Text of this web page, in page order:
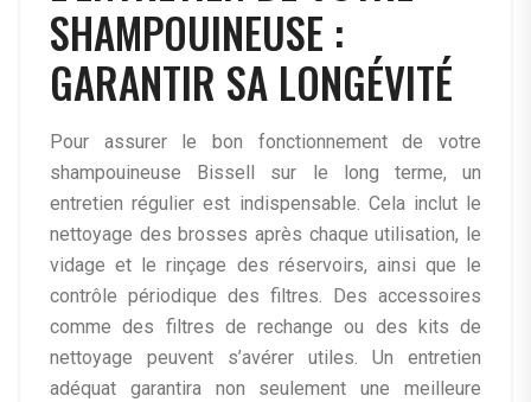
SHAMPOUINEUSE :
GARANTIR SA LONGÉVITÉ
Pour assurer le bon fonctionnement de votre
shampouineuse Bissell sur le long terme, un
entretien régulier est indispensable. Cela inclut le
nettoyage des brosses après chaque utilisation, le
vidage et le rinçage des réservoirs, ainsi que le
contrôle périodique des filtres. Des accessoires
comme des filtres de rechange ou des kits de
nettoyage peuvent s’avérer utiles. Un entretien
adéquat garantira non seulement une meilleure